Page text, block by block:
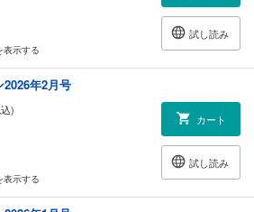
紀
くん（カンボジア）」
コン入賞大作戦 四方伸季
しない極意」を目指す
級者への道」 鳥越 修
句!」
ー列伝 神立尚紀
子／中西敬三
試し読み
表示する
2026年2月号
)
カート
試し読み
表示する